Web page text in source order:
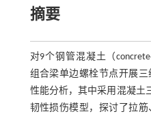
摘要
对9个钢管混凝土（
组合梁单边螺栓节点开展
性能分析，其中采用混凝土
韧性损伤模型，探讨了拉